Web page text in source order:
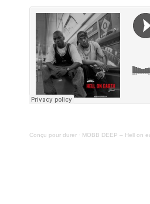
Conçu pour durer · MOBB DEEP – Hell on